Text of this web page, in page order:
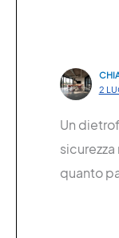
2
Un
sicurezza
quanto